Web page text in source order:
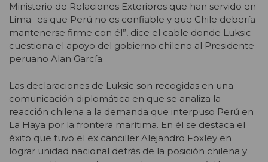
Ministerio de Relaciones Exteriores que han servido en
Lima- es que Perú no es confiable y que Chile debería
mantenerse firme con él”, dice el cable donde Luksic
cuestiona el apoyo del gobierno chileno al Presidente
peruano Alan García.
Las declaraciones de Luksic son recogidas en una
comunicación diplomática en que se analiza la
reacción chilena a la demanda que interpuso Perú en
La Haya por la frontera marítima. En él se destaca el
éxito que tuvo el ex canciller Alejandro Foxley en
lograr unidad nacional detrás de la posición chilena y